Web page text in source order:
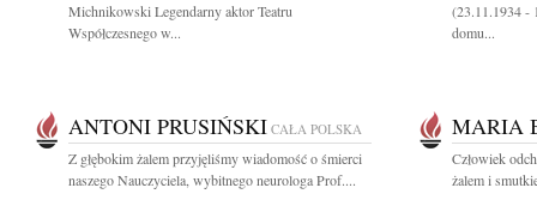
Michnikowski Legendarny aktor Teatru
Współczesnego w...
(23.11.1934 -
domu...
ANTONI PRUSIŃSKI CAŁA POLSKA
Z głębokim żalem przyjęliśmy wiadomość o śmierci
naszego Nauczyciela, wybitnego neurologa Prof....
MARIA
Człowiek
żalem i